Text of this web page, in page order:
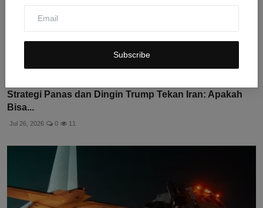
Subscribe
Strategi Panas dan Dingin Trump Tekan Iran: Apakah
Bisa...
Jul 26, 2026 0 11